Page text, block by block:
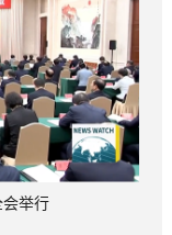
会举行